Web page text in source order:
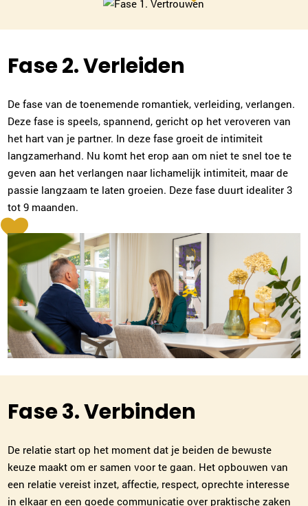
Fase 2. Verleiden
De fase van de toenemende romantiek, verleiding, verlangen.
Deze fase is speels, spannend, gericht op het veroveren van
het hart van je partner. In deze fase groeit de intimiteit
langzamerhand. Nu komt het erop aan om niet te snel toe te
geven aan het verlangen naar lichamelijk intimiteit, maar de
passie langzaam te laten groeien. Deze fase duurt idealiter 3
tot 9 maanden.
Fase 3. Verbinden
De relatie start op het moment dat je beiden de bewuste
keuze maakt om er samen voor te gaan. Het opbouwen van
een relatie vereist inzet, affectie, respect, oprechte interesse
in elkaar en een goede communicatie over praktische zaken
Imke Evers
Middelburg
Plan kennismaking
Rian van Gennip
Eindhoven
Plan kennismaking
Willeke Hoek
Den Bosch
073-2032029|email
Plan kennismaking
Leslie de Jong
Alkmaar
Plan kennismaking